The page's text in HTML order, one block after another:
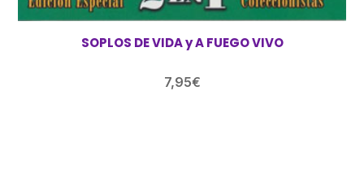
SOPLOS DE VIDA y A FUEGO VIVO
7,95€